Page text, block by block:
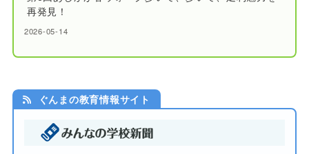
再発見！
2026-05-14
ぐんまの教育情報サイト